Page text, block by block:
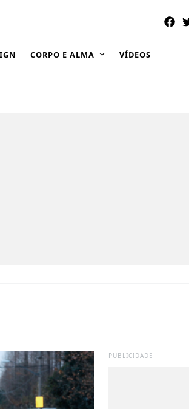
CORPO E ALMA VÍDEOS
PUBLICIDADE